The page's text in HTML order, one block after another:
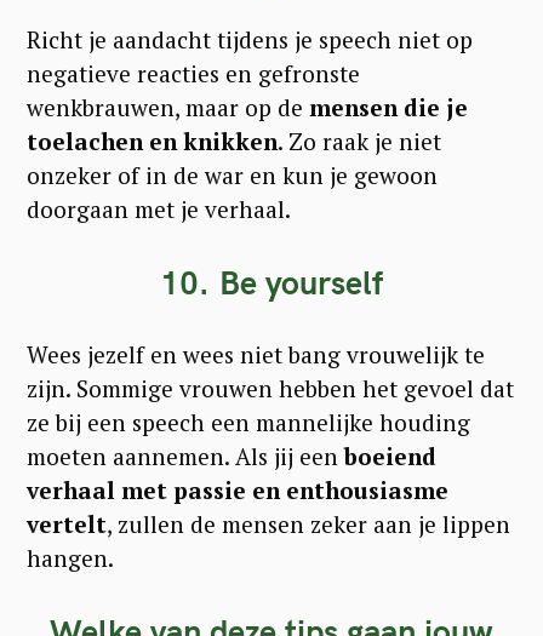
Richt je aandacht tijdens je speech niet op
negatieve reacties en gefronste
wenkbrauwen, maar op de mensen die je
toelachen en knikken. Zo raak je niet
onzeker of in de war en kun je gewoon
doorgaan met je verhaal.
10. Be yourself
Wees jezelf en wees niet bang vrouwelijk te
zijn. Sommige vrouwen hebben het gevoel dat
ze bij een speech een mannelijke houding
moeten aannemen. Als jij eenboeiend
verhaal met passie en enthousiasme
vertelt, zullen de mensen zeker aan je lippen
hangen.